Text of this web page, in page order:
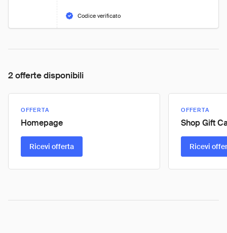
Codice verificato
2 offerte disponibili
OFFERTA
Homepage
Ricevi offerta
OFFERTA
Shop Gift
Ricevi